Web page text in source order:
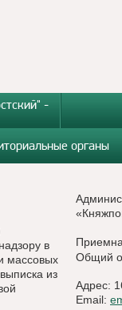
-
органы
в
массовых
из
Общий
Адрес:
Email: